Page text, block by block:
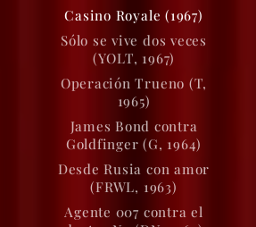
Casino Royale (1967)
Sólo se vive dos veces
(YOLT, 1967)
Operación Trueno (T,
1965)
James Bond contra
Goldfinger (G, 1964)
Desde Rusia con amor
(FRWL, 1963)
Agente 007 contra el